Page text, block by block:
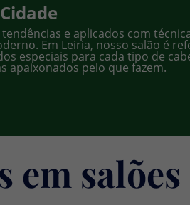
e aplicados com
Em Leiria, nosso salão é
especiais para cada tipo de
apaixonados pelo que fazem.
salões